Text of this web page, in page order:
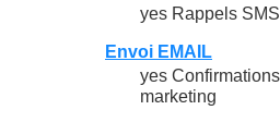
yes Rappels
Envoi EMAIL
yes
marketing